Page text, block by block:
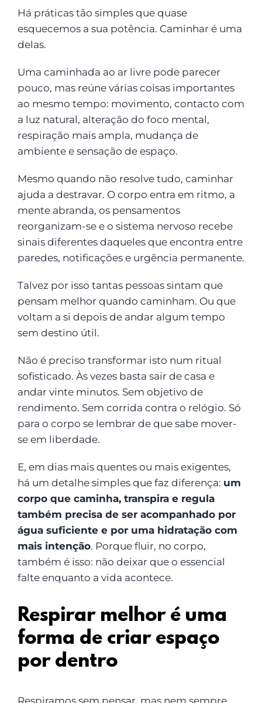
Há práticas tão simples que quase
esquecemos a sua potência. Caminhar é uma
delas.
Uma caminhada ao ar livre pode parecer
pouco, mas reúne várias coisas importantes
ao mesmo tempo: movimento, contacto com
a luz natural, alteração do foco mental,
respiração mais ampla, mudança de
ambiente e sensação de espaço.
Mesmo quando não resolve tudo, caminhar
ajuda a destravar. O corpo entra em ritmo, a
mente abranda, os pensamentos
reorganizam-se e o sistema nervoso recebe
sinais diferentes daqueles que encontra entre
paredes, notificações e urgência permanente.
Talvez por isso tantas pessoas sintam que
pensam melhor quando caminham. Ou que
voltam a si depois de andar algum tempo
sem destino útil.
Não é preciso transformar isto num ritual
sofisticado. Às vezes basta sair de casa e
andar vinte minutos. Sem objetivo de
rendimento. Sem corrida contra o relógio. Só
para o corpo se lembrar de que sabe mover-
se em liberdade.
E, em dias mais quentes ou mais exigentes,
há um detalhe simples que faz diferença: um
corpo que caminha, transpira e regula
também precisa de ser acompanhado por
água suficiente e por uma hidratação com
mais intenção. Porque fluir, no corpo,
também é isso: não deixar que o essencial
falte enquanto a vida acontece.
Respirar melhor é uma
forma de criar espaço
por dentro
Respiramos sem pensar, mas nem sempre